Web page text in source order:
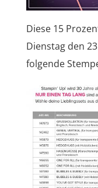
Diese 15
Dienstag den
folgende